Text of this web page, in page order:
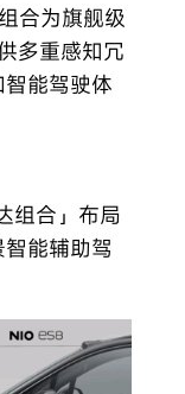
合为旗舰级
多重感知冗
能驾驶体
组合」布局
能辅助驾